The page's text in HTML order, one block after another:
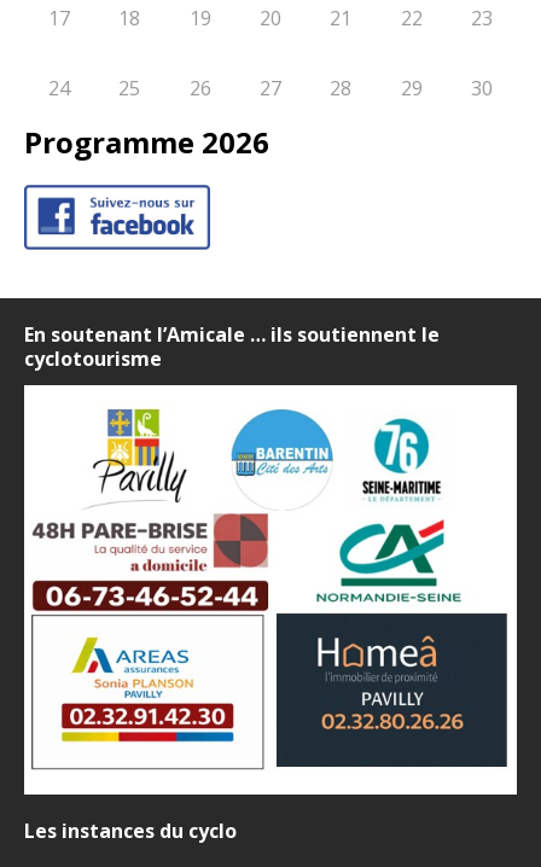
17 18 19 20 21 22 23
24 25 26 27 28 29 30
Programme 2026
En soutenant l’Amicale … ils soutiennent le
cyclotourisme
Les instances du cyclo